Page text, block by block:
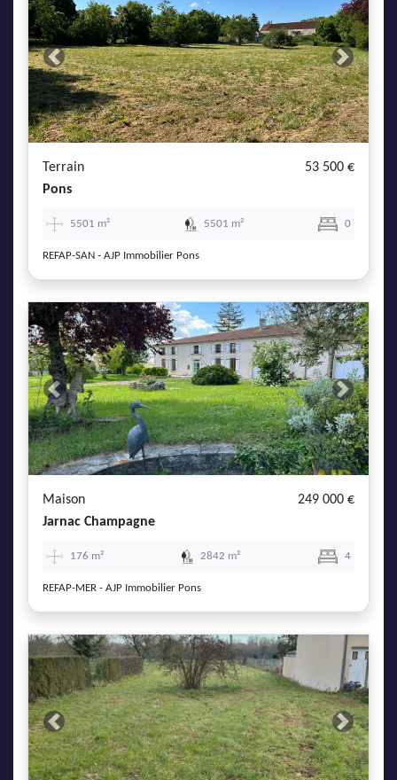
Previous Next
Terrain
53 500 €
Pons
5501 m² 5501 m² 0
REFAP-SAN - AJP Immobilier Pons
Previous Next
Maison
249 000 €
Jarnac Champagne
176 m² 2842 m² 4
REFAP-MER - AJP Immobilier Pons
Previous Next